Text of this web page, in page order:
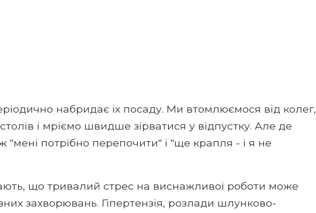
набридає їх посаду. Ми втомлюємося від колег,
і мріємо швидше зірватися у відпустку. Але де
"мені потрібно перепочити" і "ще крапля - і я не
що тривалий стрес на виснажливої ​​роботи може
захворювань. Гіпертензія, розлади шлунково-